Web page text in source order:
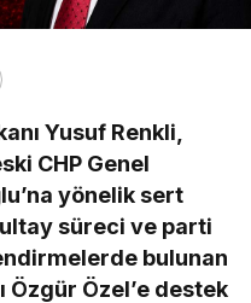
Yusuf Renkli,
CHP Genel
yönelik sert
süreci ve parti
bulunan
Özgür Özel’e destek